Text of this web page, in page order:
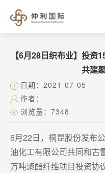
【6月28日织布业】投资
共建
日期：2021-07-05
作者：
浏览量：7348
6月22日，桐昆股份发布
油化工有限公司共同和古
万吨聚酯纤维项目投资协